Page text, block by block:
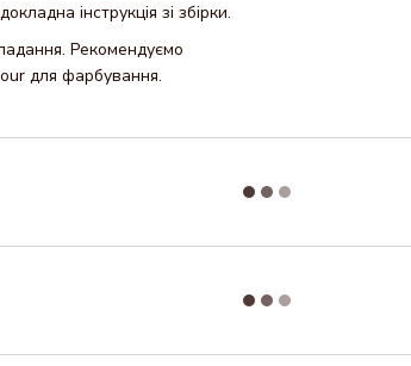
інструкція зі збірки.
Рекомендуємо
для фарбування.